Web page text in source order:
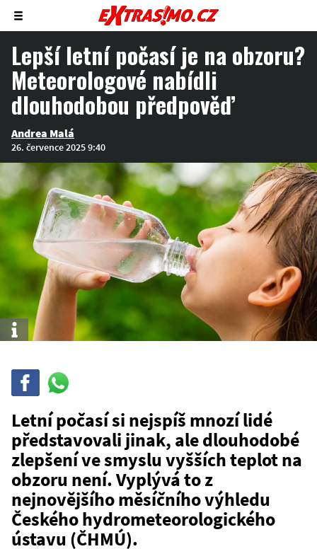
Zobrazit/skrýt
menu
Lepší letní počasí je na obzoru?
Meteorologové nabídli
dlouhodobou předpověď
Andrea Malá
26. července 2025 9:40
Info
Sdílej
WhatsAppu
Letní počasí si nejspíš mnozí lidé
představovali jinak, ale dlouhodobé
zlepšení ve smyslu vyšších teplot na
obzoru není. Vyplývá to z
nejnovějšího měsíčního výhledu
Českého hydrometeorologického
ústavu (ČHMÚ).